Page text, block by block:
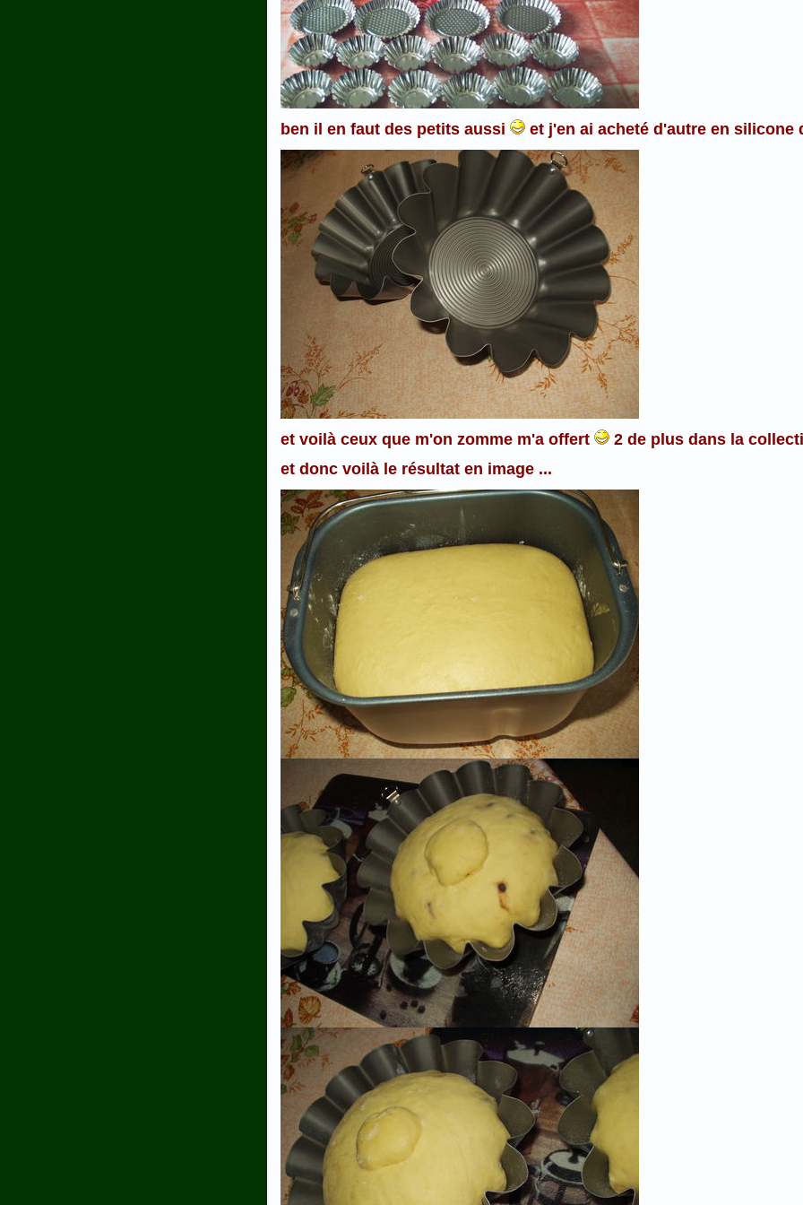
ben il en faut des petits aussi et j'en ai acheté d'autre en silicone
et voilà ceux que m'on zomme m'a offert
2 de plus dans la
et donc voilà le résultat en image ...